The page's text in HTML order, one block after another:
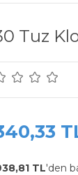
Tuz
TL'den